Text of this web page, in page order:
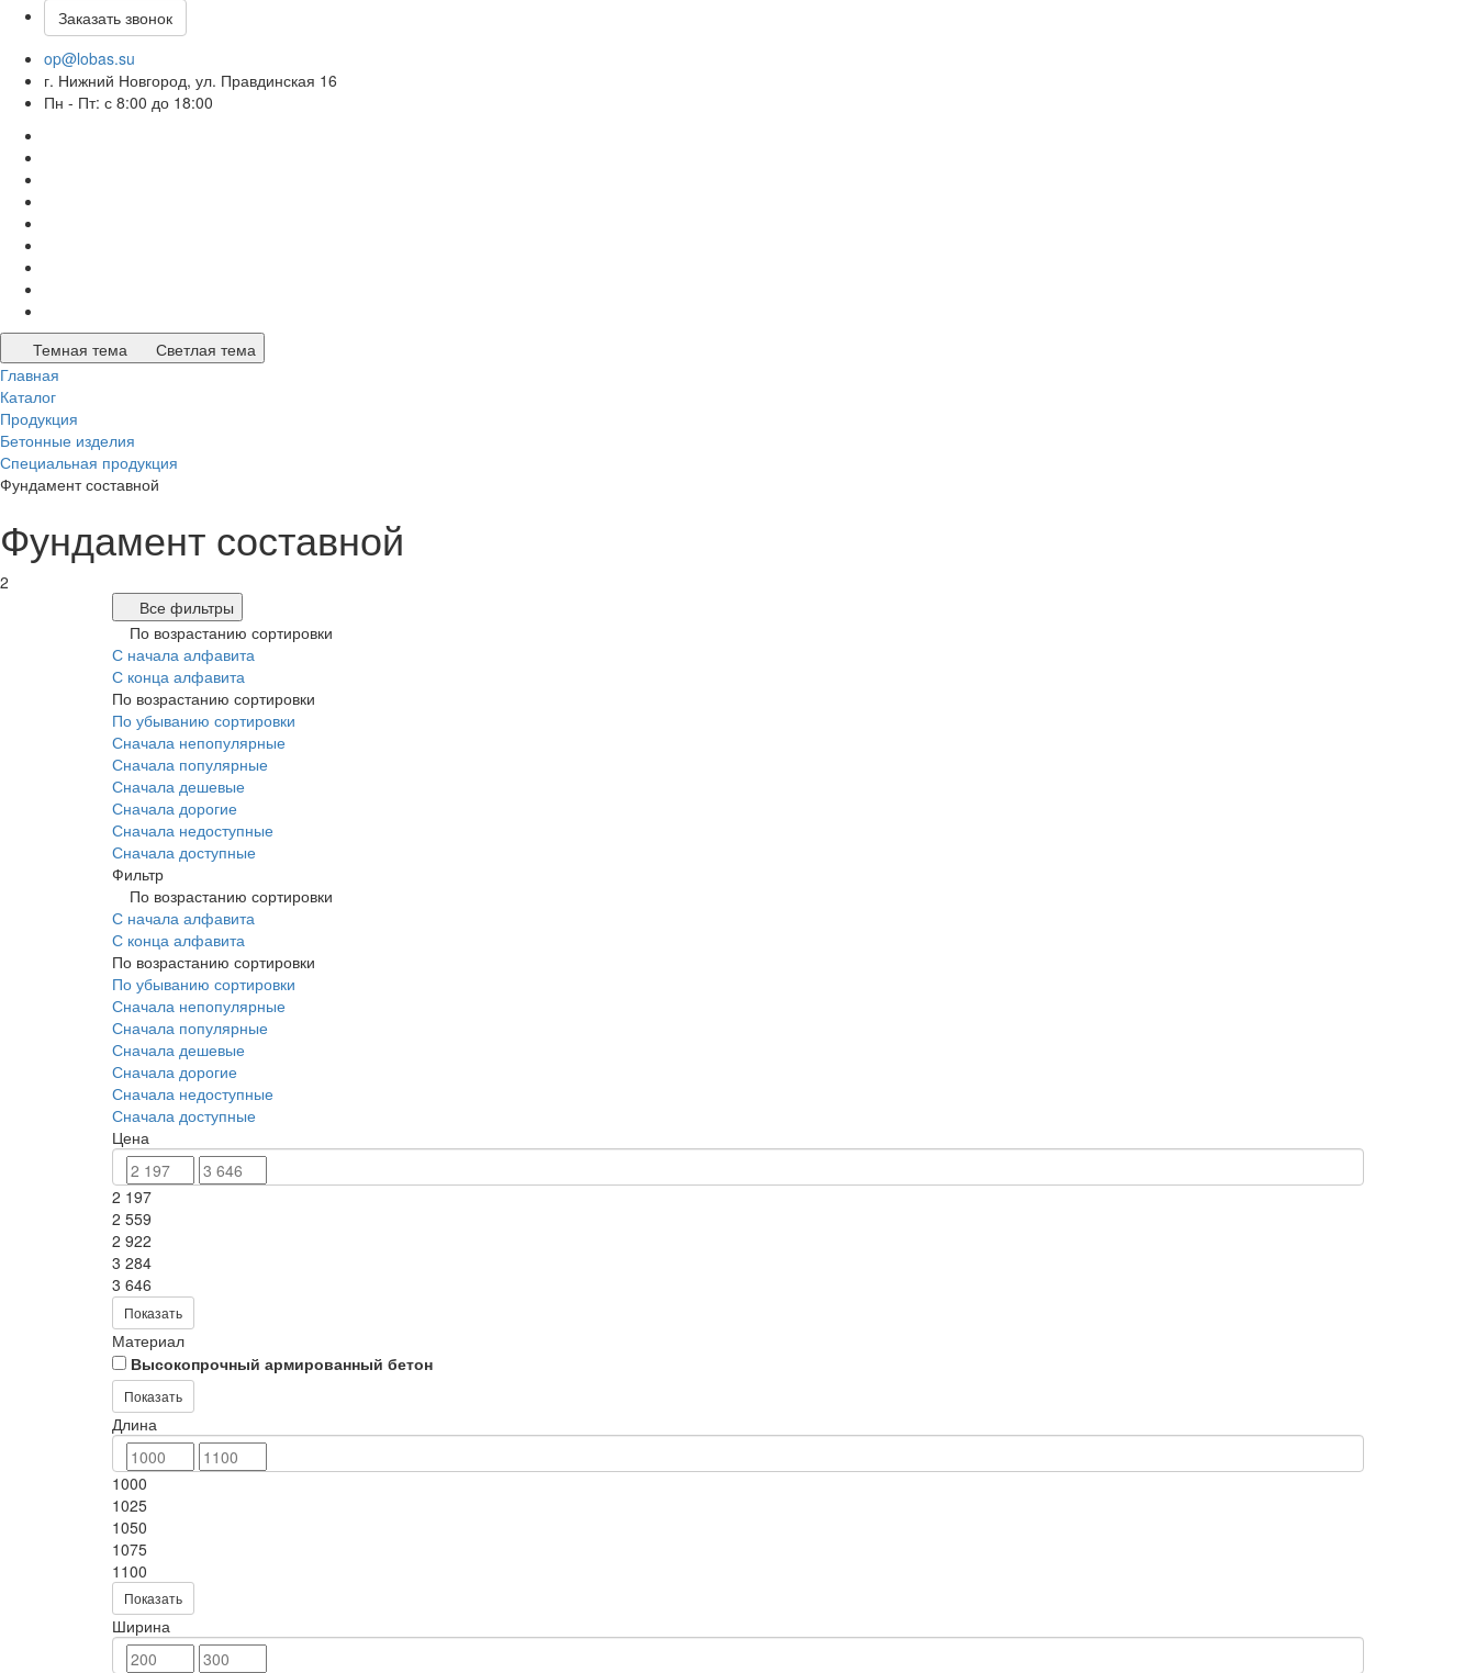
Заказать звонок
op@lobas.su
г. Нижний Новгород, ул. Правдинская 16
Пн - Пт: с 8:00 до 18:00
Темная тема
Светлая тема
Главная
Каталог
Продукция
Бетонные изделия
Специальная продукция
Фундамент составной
Фундамент составной
2
Все фильтры
По возрастанию сортировки
С начала алфавита
С конца алфавита
По возрастанию сортировки
По убыванию сортировки
Сначала непопулярные
Сначала популярные
Сначала дешевые
Сначала дорогие
Сначала недоступные
Сначала доступные
Фильтр
По возрастанию сортировки
С начала алфавита
С конца алфавита
По возрастанию сортировки
По убыванию сортировки
Сначала непопулярные
Сначала популярные
Сначала дешевые
Сначала дорогие
Сначала недоступные
Сначала доступные
Цена
2 197
2 559
2 922
3 284
3 646
Показать
Материал
Высокопрочный армированный бетон
Показать
Длина
1000
1025
1050
1075
1100
Показать
Ширина